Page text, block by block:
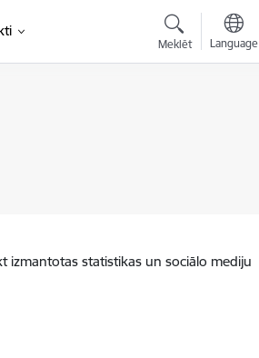
Meklēt Language
izmantotas statistikas un sociālo mediju